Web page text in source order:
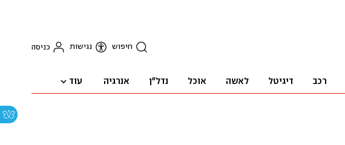
חיפוש נגישות כניסה
רכב דיגיטל לאשה אוכל נדל"ן אנרגיה עוד